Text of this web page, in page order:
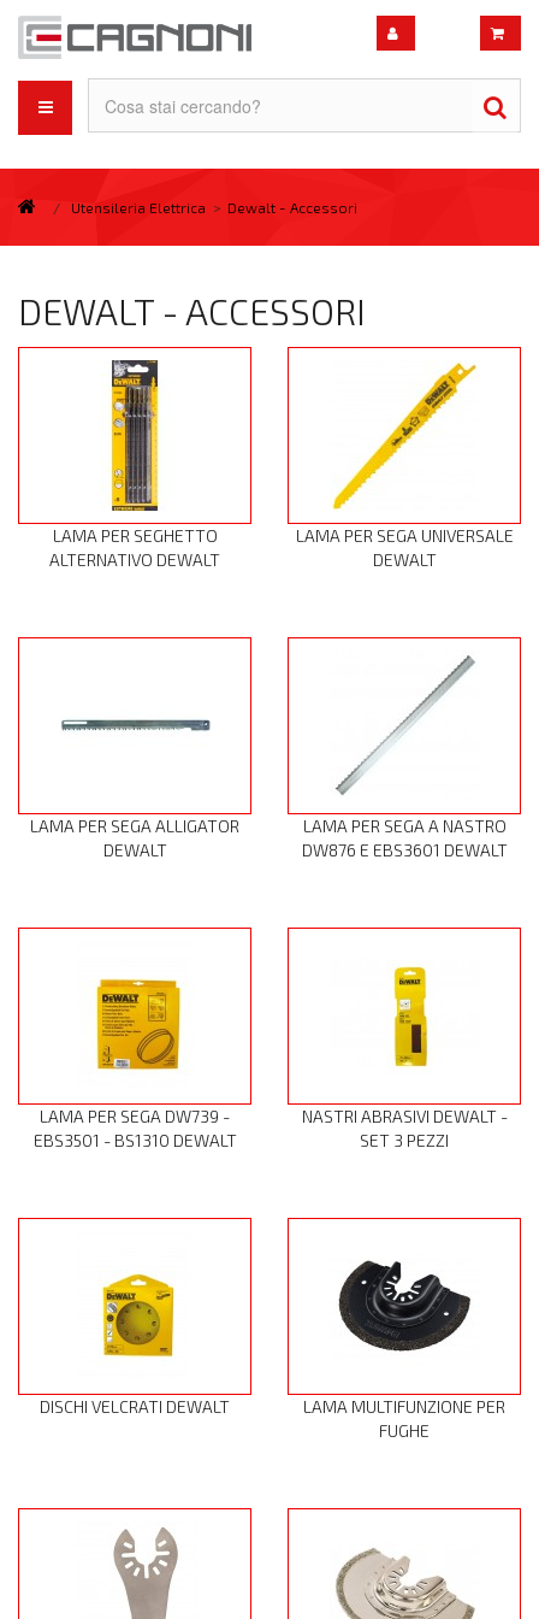
/ Utensileria Elettrica > Dewalt - Accessori
DEWALT - ACCESSORI
LAMA PER SEGHETTO
ALTERNATIVO DEWALT
LAMA PER SEGA UNIVERSALE
DEWALT
LAMA PER SEGA ALLIGATOR
DEWALT
LAMA PER SEGA A NASTRO
DW876 E EBS3601 DEWALT
LAMA PER SEGA DW739 -
EBS3501 - BS1310 DEWALT
NASTRI ABRASIVI DEWALT -
SET 3 PEZZI
DISCHI VELCRATI DEWALT
LAMA MULTIFUNZIONE PER
FUGHE